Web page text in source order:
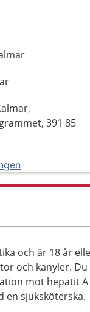
391 85
och är 18 år
och kanyler.
mot hepatit
sjuksköterska.